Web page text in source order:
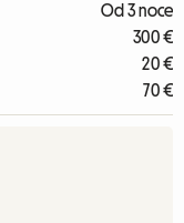
Od 3 noce
300 €
20 €
70 €